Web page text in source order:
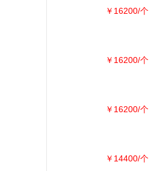
￥16200/个
￥16200/个
￥16200/个
￥14400/个